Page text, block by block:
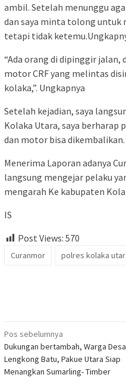
ambil. Setelah menunggu
dan saya minta tolong untuk
tetapi tidak
“Ada orang di dipinggir jalan,
motor CRF yang melintas
kolaka,”. Ungkapnya
Setelah kejadian, saya
Kolaka Utara, saya berharap
dan motor bisa
Menerima Laporan adanya
langsung mengejar pelaku
mengarah Ke kabupaten
IS
Post Views: 570
Curanmor polres kolaka
Navigasi
pos
Pos sebelumnya
Dukungan bertambah, Warga Desa
Lengkong Batu, Pakue Utara Siap
Menangkan Sumarling- Timber